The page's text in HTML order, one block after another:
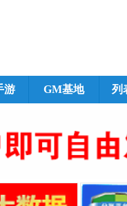
游 GM基地 列